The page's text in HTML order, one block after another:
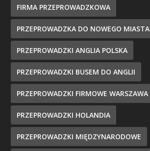
FIRMA PRZEPROWADZKOWA
PRZEPROWADZKA DO NOWEGO MIASTA
PRZEPROWADZKI ANGLIA POLSKA
PRZEPROWADZKI BUSEM DO ANGLII
PRZEPROWADZKI FIRMOWE WARSZAWA
PRZEPROWADZKI HOLANDIA
PRZEPROWADZKI MIĘDZYNARODOWE